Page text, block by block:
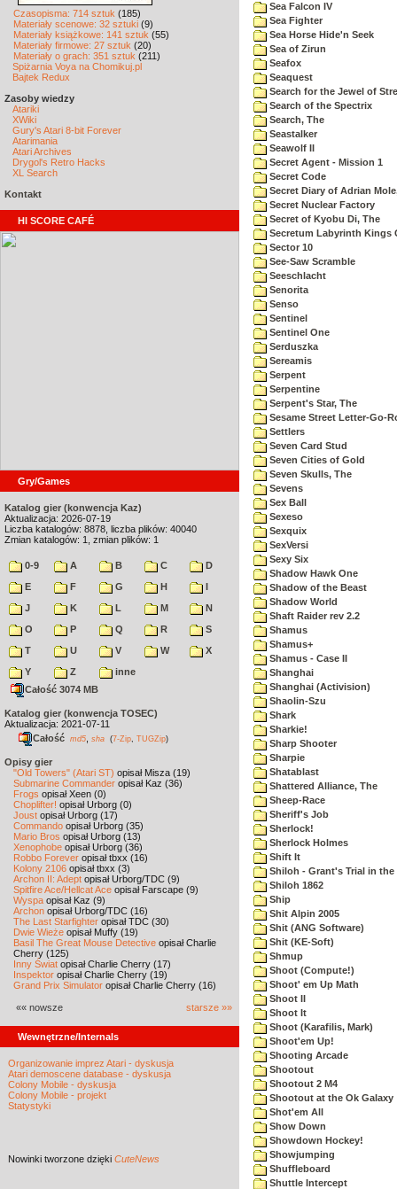
Czasopisma: 714 sztuk (185)
Materiały scenowe: 32 sztuki (9)
Materiały książkowe: 141 sztuk (55)
Materiały firmowe: 27 sztuk (20)
Materiały o grach: 351 sztuk (211)
Spiżarnia Voya na Chomikuj.pl
Bajtek Redux
Zasoby wiedzy
Atariki
XWiki
Gury's Atari 8-bit Forever
Atarimania
Atari Archives
Drygol's Retro Hacks
XL Search
Kontakt
HI SCORE CAFÉ
Gry/Games
Katalog gier (konwencja Kaz)
Aktualizacja: 2026-07-19
Liczba katalogów: 8878, liczba plików: 40040
Zmian katalogów: 1, zmian plików: 1
0-9 A B C
D
E
F G H
I
J
K L M
N
O
P Q R
S
T
U V W
X
Y
Z
inne
Całość 3074 MB
Katalog gier (konwencja TOSEC)
Aktualizacja: 2021-07-11
Całość md5 sha (7-Zip TUGZip)
Opisy gier
"Old Towers" (Atari ST) opisał Misza (19)
Submarine Commander opisał Kaz (36)
Frogs opisał Xeen (0)
Choplifter! opisał Urborg (0)
Joust opisał Urborg (17)
Commando opisał Urborg (35)
Mario Bros opisał Urborg (13)
Xenophobe opisał Urborg (36)
Robbo Forever opisał tbxx (16)
Kolony 2106 opisał tbxx (3)
Archon II: Adept opisał Urborg/TDC (9)
Spitfire Ace/Hellcat Ace opisał Farscape (9)
Wyspa opisał Kaz (9)
Archon opisał Urborg/TDC (16)
The Last Starfighter opisał TDC (30)
Dwie Wieże opisał Muffy (19)
Basil The Great Mouse Detective opisał Charlie
Cherry (125)
Inny Świat opisał Charlie Cherry (17)
Inspektor opisał Charlie Cherry (19)
Grand Prix Simulator opisał Charlie Cherry (16)
«« nowsze starsze »»
Wewnętrzne/Internals
Organizowanie imprez Atari - dyskusja
Atari demoscene database - dyskusja
Colony Mobile - dyskusja
Colony Mobile - projekt
Statystyki
Nowinki tworzone dzięki CuteNews
Sea Falcon IV
Sea Fighter
Sea Horse Hide'n Seek
Sea of Zirun
Seafox
Seaquest
Search for the Jewel of
Search of the Spectrix
Search, The
Seastalker
Seawolf II
Secret Agent - Mission 1
Secret Code
Secret Diary of Adrian
Secret Nuclear Factory
Secret of Kyobu Di, The
Secretum Labyrinth Kings
Sector 10
See-Saw Scramble
Seeschlacht
Senorita
Senso
Sentinel
Sentinel One
Serduszka
Sereamis
Serpent
Serpentine
Serpent's Star, The
Sesame Street Letter-Go-
Settlers
Seven Card Stud
Seven Cities of Gold
Seven Skulls, The
Sevens
Sex Ball
Sexeso
Sexquix
SexVersi
Sexy Six
Shadow Hawk One
Shadow of the Beast
Shadow World
Shaft Raider rev 2.2
Shamus
Shamus+
Shamus - Case II
Shanghai
Shanghai (Activision)
Shaolin-Szu
Shark
Sharkie!
Sharp Shooter
Sharpie
Shatablast
Shattered Alliance, The
Sheep-Race
Sheriff's Job
Sherlock!
Sherlock Holmes
Shift It
Shiloh - Grant's Trial in the
Shiloh 1862
Ship
Shit Alpin 2005
Shit (ANG Software)
Shit (KE-Soft)
Shmup
Shoot (Compute!)
Shoot' em Up Math
Shoot II
Shoot It
Shoot (Karafilis, Mark)
Shoot'em Up!
Shooting Arcade
Shootout
Shootout 2 M4
Shootout at the Ok Galaxy
Shot'em All
Show Down
Showdown Hockey!
Showjumping
Shuffleboard
Shuttle Intercept